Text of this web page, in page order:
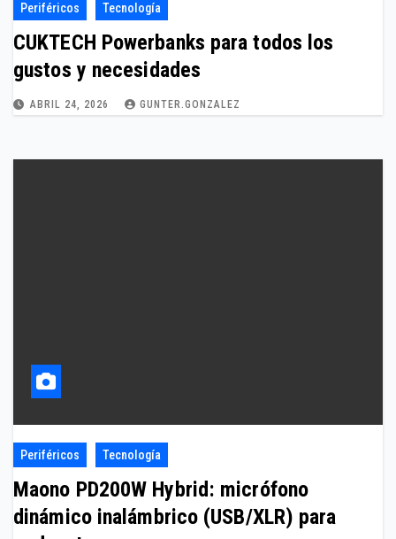
Periféricos Tecnología
CUKTECH Powerbanks para todos los
gustos y necesidades
ABRIL 24, 2026 GUNTER.GONZALEZ
Periféricos Tecnología
Maono PD200W Hybrid: micrófono
dinámico inalámbrico (USB/XLR) para